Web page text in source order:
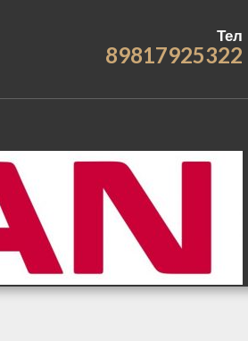
Тел
89817925322